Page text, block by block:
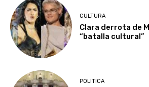
CULTURA
Clara derrota de
“batalla cultural”
POLITICA